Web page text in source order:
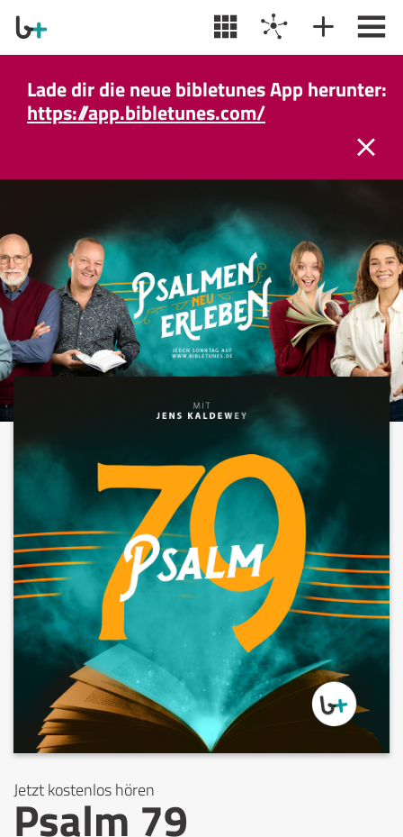
Lade dir die neue bibletunes App herunter:
https://app.bibletunes.com/
Jetzt kostenlos hören
Psalm 79